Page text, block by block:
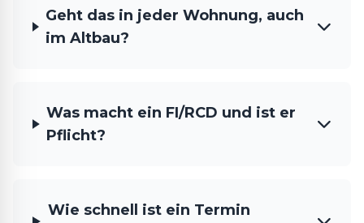
Geht das in jeder Wohnung, auch
im Altbau?
Was macht ein FI/RCD und ist er
Pflicht?
Wie schnell ist ein Termin